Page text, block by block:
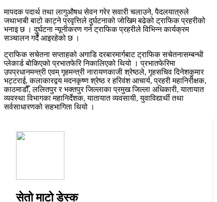
मापदक पदार्थ तथा लागुऔषध सेवन गरेर सवारी चलाउने, पैदलयात्रुले
जथाभाबी बाटो काट्ने प्रवृत्तिले दुर्घटनाको जोखिम बढेको ट्राफिक प्रहरीको
भनाइ छ । दुर्घटना न्यूनीकरण गर्न ट्राफिक प्रहरीले विभिन्न कार्यक्रम
सञ्चालन गर्दै आइरहेको छ ।
ट्राफिक सचेतना सप्ताहको अगाडि दरबारमार्गबाट ट्राफिक सचेतनासम्बन्धी
प्लेकार्ड बोकिएको प्रभातफेरि निकालिएको थियो । प्रभातफेरिमा
उपप्रधानमन्त्री एवम् गृहमन्त्री नारायणकाजी श्रेष्ठले, गृहसचिव दिनेशकुमार
भट्टराई, कलाकारद्वय मदनकृष्ण श्रेष्ठ र हरिवंश आचार्य, प्रहरी महानिरीक्षक,
काठमाडौँ, ललितपुर र भक्तपुर जिल्लाका प्रमुख जिल्ला अधिकारी, यातायात
व्यवस्था विभागका महानिर्देशक, यातायात व्यवसायी, युवाविद्यार्थी तथा
सर्वसाधारणको सहभागिता थियो ।
सेतो माटो डेस्क